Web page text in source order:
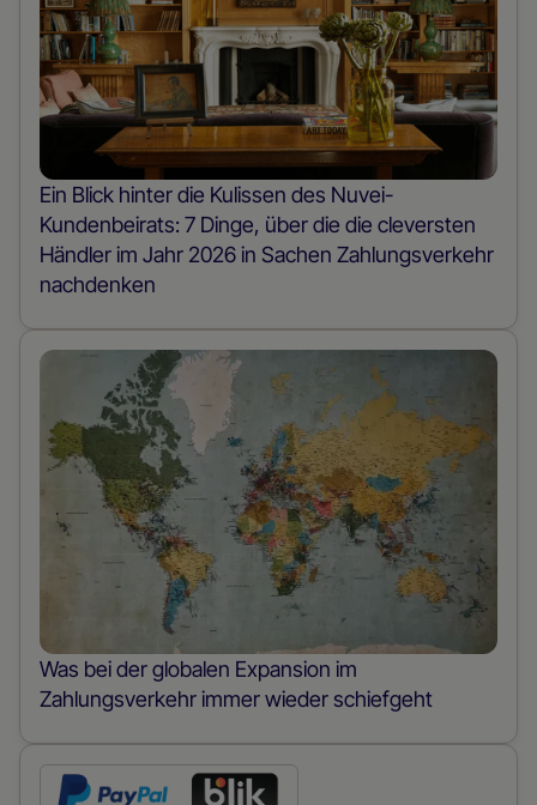
Ein Blick hinter die Kulissen des Nuvei-
Kundenbeirats: 7 Dinge, über die die cleversten
Händler im Jahr 2026 in Sachen Zahlungsverkehr
nachdenken
Was bei der globalen Expansion im
Zahlungsverkehr immer wieder schiefgeht